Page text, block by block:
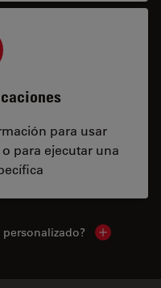
para usar
para ejecutar una
Show local